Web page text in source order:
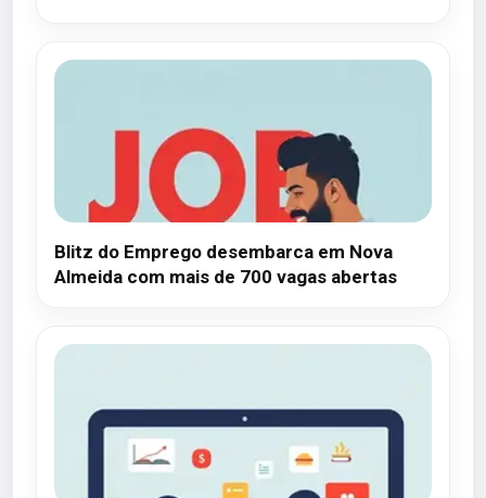
Blitz do Emprego desembarca em Nova
Almeida com mais de 700 vagas abertas